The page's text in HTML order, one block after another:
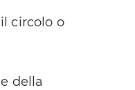
circolo o
della